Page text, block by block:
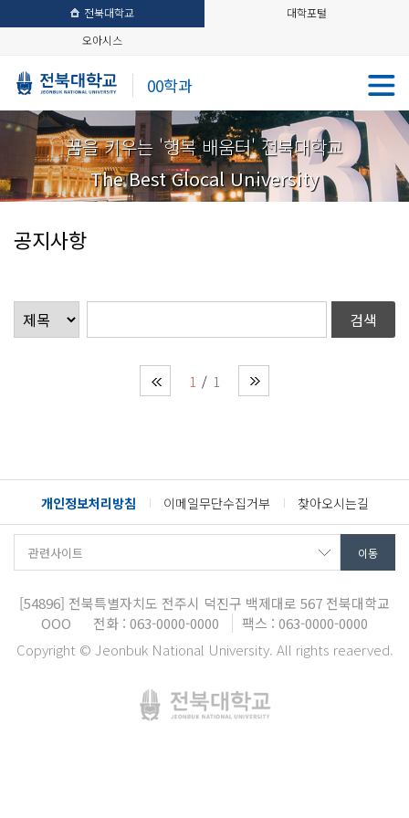
전북대학교
대학포털
오아시스
00학과
꿈을 키우는 '행복 배움터' 전북대학교
The Best Glocal University
공지사항
1 1
개인정보처리방침 이메일무단수집거부 찾아오시는길
[54896] 전북특별자치도 전주시 덕진구 백제대로 567 전북대학교
OOO
전화 : 063-0000-0000
팩스 : 063-0000-0000
Copyright © Jeonbuk National University. All rights reaerved.